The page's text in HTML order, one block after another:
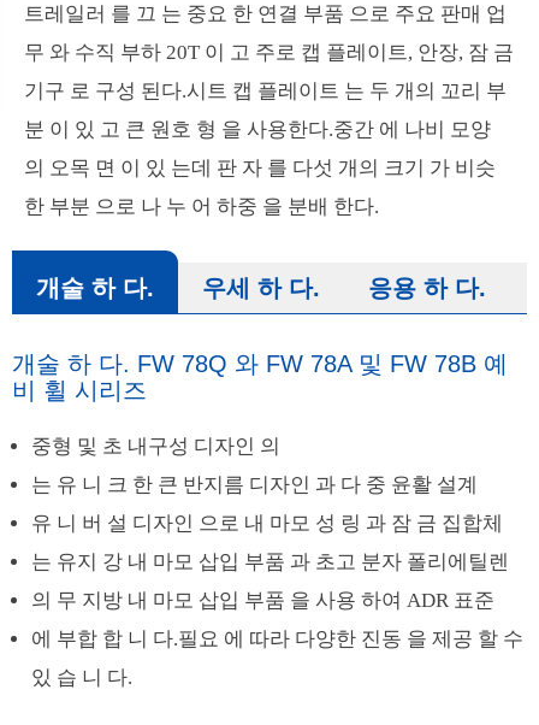
트레일러 를 끄 는 중요 한 연결 부품 으로 주요 판매 업
무 와 수직 부하 20T 이 고 주로 캡 플레이트, 안장, 잠 금
기구 로 구성 된다.시트 캡 플레이트 는 두 개의 꼬리 부
분 이 있 고 큰 원호 형 을 사용한다.중간 에 나비 모양
의 오목 면 이 있 는데 판 자 를 다섯 개의 크기 가 비슷
한 부분 으로 나 누 어 하중 을 분배 한다.
개술 하 다. 우세 하 다. 응용 하 다.
개술 하 다. FW 78Q 와 FW 78A 및 FW 78B 예
비 휠 시리즈
중형 및 초 내구성 디자인 의
는 유 니 크 한 큰 반지름 디자인 과 다 중 윤활 설계
유 니 버 설 디자인 으로 내 마모 성 링 과 잠 금 집합체
는 유지 강 내 마모 삽입 부품 과 초고 분자 폴리에틸렌
의 무 지방 내 마모 삽입 부품 을 사용 하여 ADR 표준
에 부합 합 니 다.필요 에 따라 다양한 진동 을 제공 할 수
있 습 니 다.